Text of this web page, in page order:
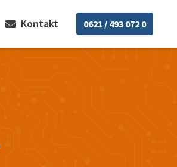
Kontakt 0621 / 493 072 0